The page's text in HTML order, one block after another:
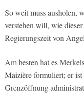
So weit muss ausholen,
verstehen will, wie
Regierungszeit von
Am besten hat es
Maizière formuliert; er
Grenzöffnung